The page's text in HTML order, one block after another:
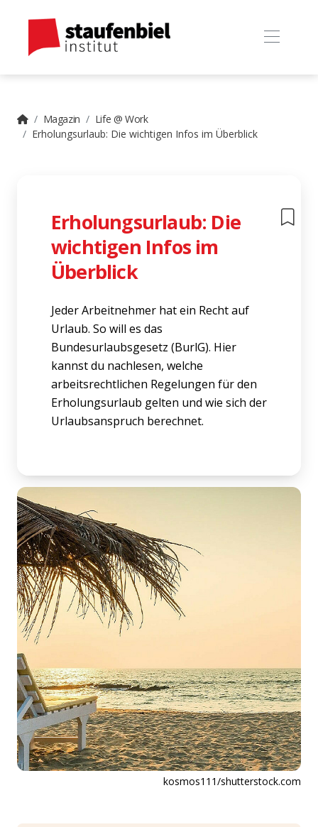
Magazin
Life @ Work
Erholungsurlaub: Die wichtigen Infos im Überblick
Erholungsurlaub: Die
wichtigen Infos im
Überblick
Jeder Arbeitnehmer hat ein Recht auf
Urlaub. So will es das
Bundesurlaubsgesetz (BurlG). Hier
kannst du nachlesen, welche
arbeitsrechtlichen Regelungen für den
Erholungsurlaub gelten und wie sich der
Urlaubsanspruch berechnet.
kosmos111/shutterstock.com